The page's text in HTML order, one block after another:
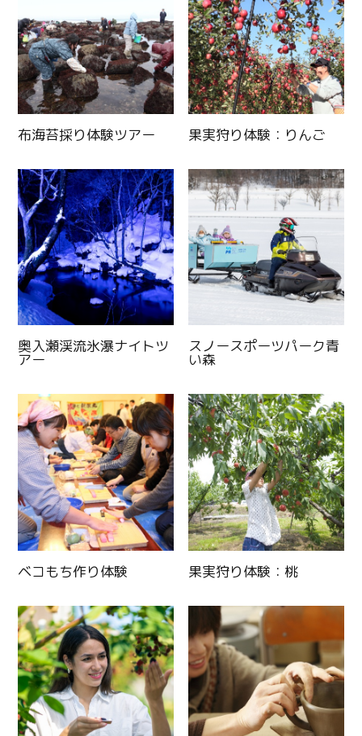
布海苔採り体験ツアー 果実狩り体験：りんご
奥入瀬渓流氷瀑ナイトツ
アー
スノースポーツパーク青
い森
ベコもち作り体験 果実狩り体験：桃